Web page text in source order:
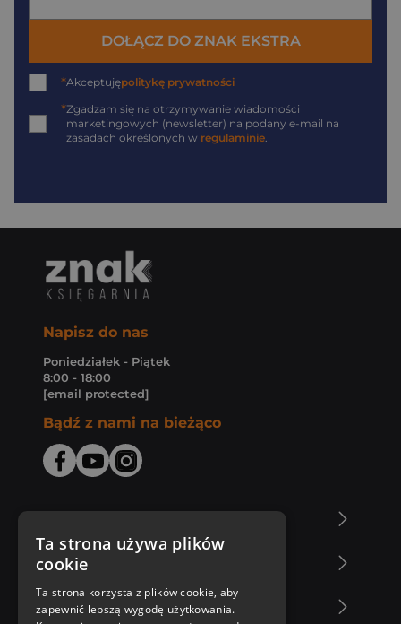
DOŁĄCZ DO ZNAK EKSTRA
*Akceptujępolitykę prywatności
*Zgadzam się na otrzymywanie wiadomości
marketingowych (newsletter) na podany e-mail na
zasadach określonych w regulaminie
Napisz do nas
Poniedziałek - Piątek
8:00 - 18:00
[email protected]
Bądź z nami na bieżąco
Zakupy u nas
Nasza oferta
Ta strona używa plików
cookie
Ta strona korzysta z plików cookie, aby
zapewnić lepszą wygodę użytkowania.